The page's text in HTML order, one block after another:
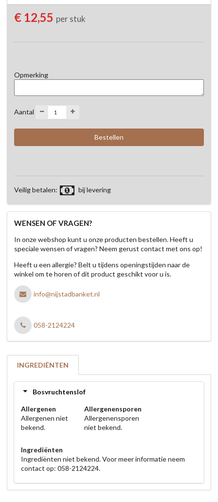
€ 12,55 per stuk
Opmerking
Aantal
Veilig betalen: bij levering
WENSEN OF VRAGEN?
In onze webshop kunt u onze producten bestellen. Heeft u
speciale wensen of vragen? Neem gerust contact met ons op!
Heeft u een allergie? Belt u tijdens openingstijden naar de
winkel om te horen of dit product geschikt voor u is.
info@nijstadbanket.nl
058-2124224
INGREDIËNTEN
Bosvruchtenslof
Allergenen
Allergenen niet
bekend.
Allergenensporen
Allergenensporen
niet bekend.
Ingrediënten
Ingrediënten niet bekend. Voor meer informatie neem
contact op: 058-2124224.